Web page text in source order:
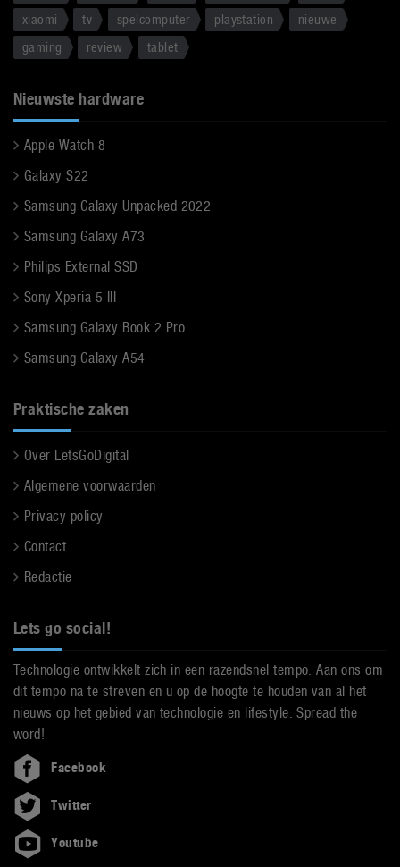
xiaomi
tv spelcomputer playstation
nieuwe
gaming
review tablet
Nieuwste hardware
Apple Watch 8
Galaxy S22
Samsung Galaxy Unpacked 2022
Samsung Galaxy A73
Philips External SSD
Sony Xperia 5 III
Samsung Galaxy Book 2 Pro
Samsung Galaxy A54
Praktische zaken
Over LetsGoDigital
Algemene voorwaarden
Privacy policy
Contact
Redactie
Lets go social!
Technologie ontwikkelt zich in een razendsnel tempo. Aan ons om
dit tempo na te streven en u op de hoogte te houden van al het
nieuws op het gebied van technologie en lifestyle. Spread the
word!
Facebook
Twitter
Youtube